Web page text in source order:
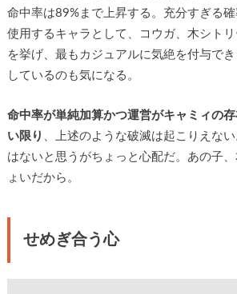
命中率は89%まで上昇する。充分すぎる
使用するキャラとして、コウガ、木シト
を挙げ、最もカジュアルに気絶を付与で
しているのも気になる。
命中率が単純加算かつ運営がキャミィの
い限り 、上述のような破滅は起こりえな
はないと思うがちょっと心配だ。あの子
ょいだから。
せめぎ合う心